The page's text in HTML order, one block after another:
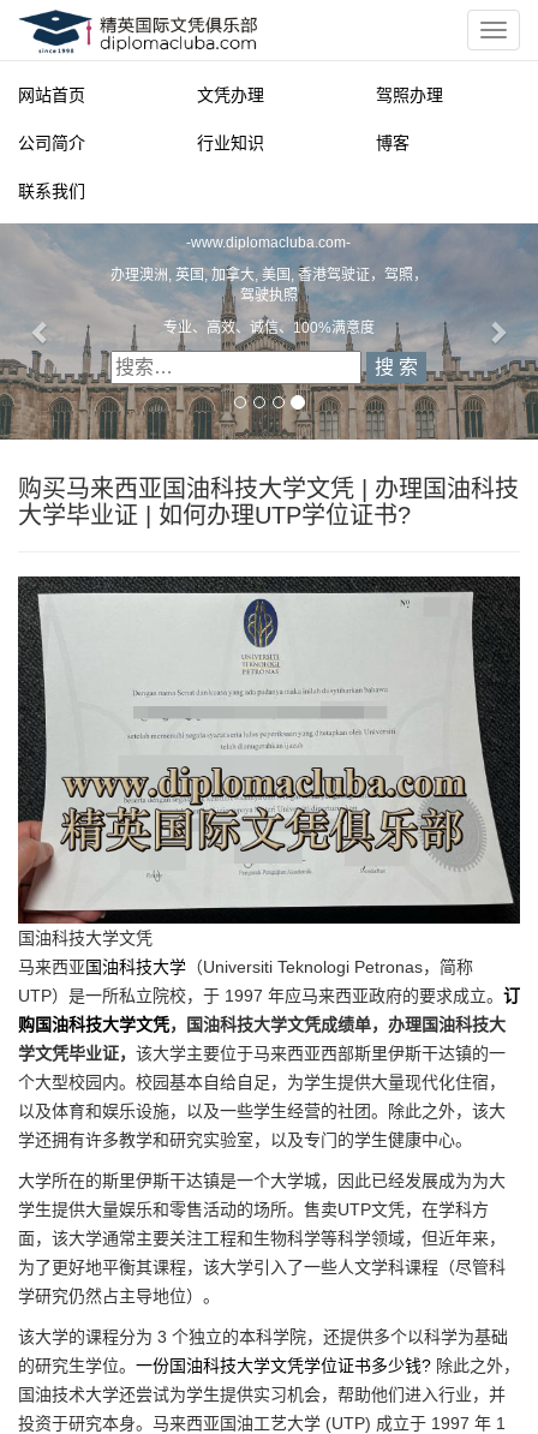
网站首页 文凭办理 驾照办理
公司简介 行业知识 博客
联系我们
-www.diplomacluba.com-
办理澳洲, 英国, 加拿大, 美国, 香港驾驶证，驾照，
驾驶执照
专业、高效、诚信、100%满意度
购买马来西亚国油科技大学文凭 | 办理国油科技
大学毕业证 | 如何办理UTP学位证书?
国油科技大学文凭
马来西亚国油科技大学 （Universiti Teknologi Petronas，简称
UTP）是一所私立院校，于 1997 年应马来西亚政府的要求成立。 订
购国油科技大学文凭，国油科技大学文凭成绩单，办理国油科技大
学文凭毕业证， 该大学主要位于马来西亚西部斯里伊斯干达镇的一
个大型校园内。校园基本自给自足，为学生提供大量现代化住宿，
以及体育和娱乐设施，以及一些学生经营的社团。除此之外，该大
学还拥有许多教学和研究实验室，以及专门的学生健康中心。
大学所在的斯里伊斯干达镇是一个大学城，因此已经发展成为为大
学生提供大量娱乐和零售活动的场所。售卖UTP文凭，在学科方
面，该大学通常主要关注工程和生物科学等科学领域，但近年来，
为了更好地平衡其课程，该大学引入了一些人文学科课程（尽管科
学研究仍然占主导地位）。
该大学的课程分为 3 个独立的本科学院，还提供多个以科学为基础
的研究生学位。 一份国油科技大学文凭学位证书多少钱? 除此之外，
国油技术大学还尝试为学生提供实习机会，帮助他们进入行业，并
投资于研究本身。马来西亚国油工艺大学 (UTP) 成立于 1997 年 1